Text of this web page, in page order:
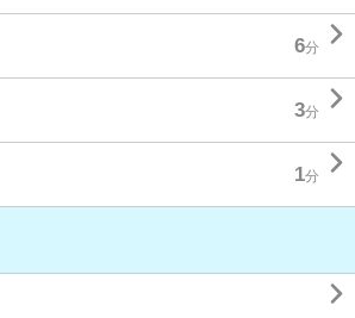
6分 
3分 
1分 
